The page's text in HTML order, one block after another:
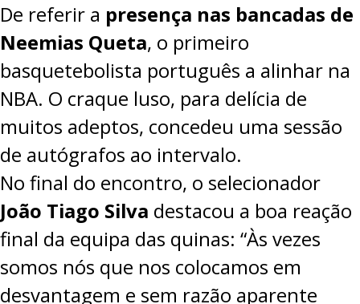
De referir a presença nas bancadas de
Neemias Queta, o primeiro
basquetebolista português a alinhar na
NBA. O craque luso, para delícia de
muitos adeptos, concedeu uma sessão
de autógrafos ao intervalo.
No final do encontro, o selecionador
João Tiago Silva destacou a boa reação
final da equipa das quinas: “Às vezes
somos nós que nos colocamos em
desvantagem e sem razão aparente